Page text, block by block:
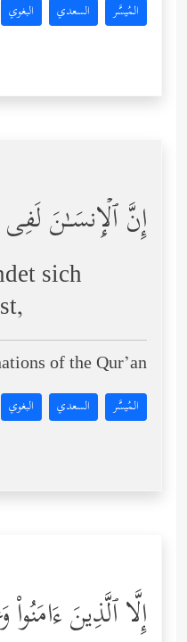
المُيسَّر السعدي البغوي
إِنَّ ٱلۡإِنسَـٰنَ
sich
of the Qur’an:
المُيسَّر السعدي البغوي
إِلَّا ٱلَّذِینَ